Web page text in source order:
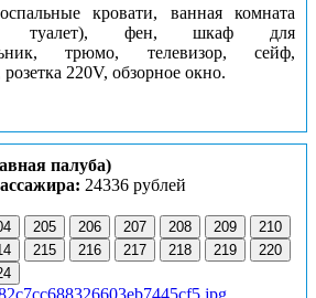
кровати, ванная комната
туалет), фен, шкаф для
трюмо, телевизор, сейф,
220V, обзорное окно.
палуба)
24336 рублей
205 206 207 208 209
210
215 216 217 218 219
220